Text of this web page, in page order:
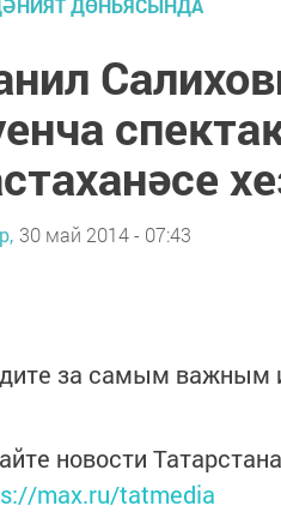
ДӨНЬЯСЫНДА
30 май 2014 - 07:43
за самым важным
новости
max.ru/tatmedia